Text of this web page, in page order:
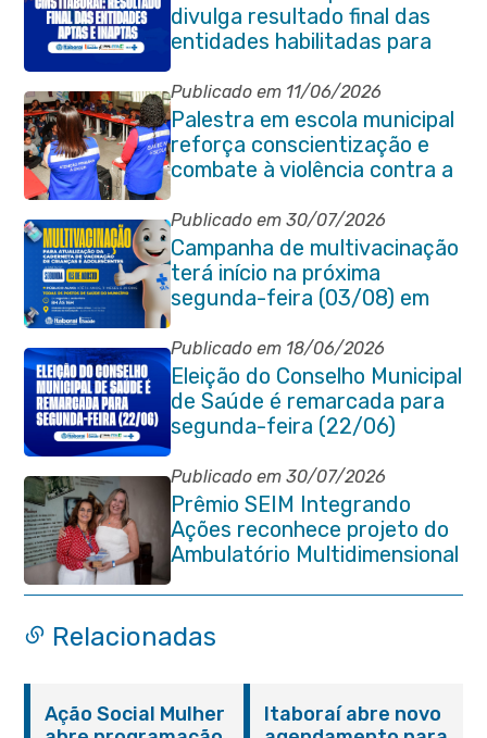
divulga resultado final das
entidades habilitadas para
eleição do quadriênio 2026-
2030
Publicado em 11/06/2026
Palestra em escola municipal
reforça conscientização e
combate à violência contra a
pessoa idosa em Itaboraí
Publicado em 30/07/2026
Campanha de multivacinação
terá início na próxima
segunda-feira (03/08) em
Itaboraí
Publicado em 18/06/2026
Eleição do Conselho Municipal
de Saúde é remarcada para
segunda-feira (22/06)
Publicado em 30/07/2026
Prêmio SEIM Integrando
Ações reconhece projeto do
Ambulatório Multidimensional
da Pessoa Idosa de Itaboraí
Relacionadas
Ação Social Mulher
Itaboraí abre novo